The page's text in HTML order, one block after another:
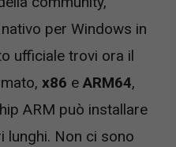
per Windows in
ufficiale trovi ora il
x86 e ARM64,
ARM può installare
lunghi. Non ci sono